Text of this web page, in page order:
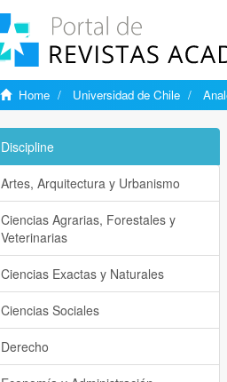
Home Universidad de Chile
Discipline
Artes, Arquitectura y Urbanismo
Ciencias Agrarias, Forestales y
Veterinarias
Ciencias Exactas y Naturales
Ciencias Sociales
Derecho